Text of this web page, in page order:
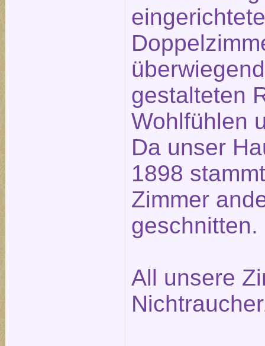
gestalteten
Wohlfühlen
Da unser
1898
Zimmer
geschnitten.
All unsere